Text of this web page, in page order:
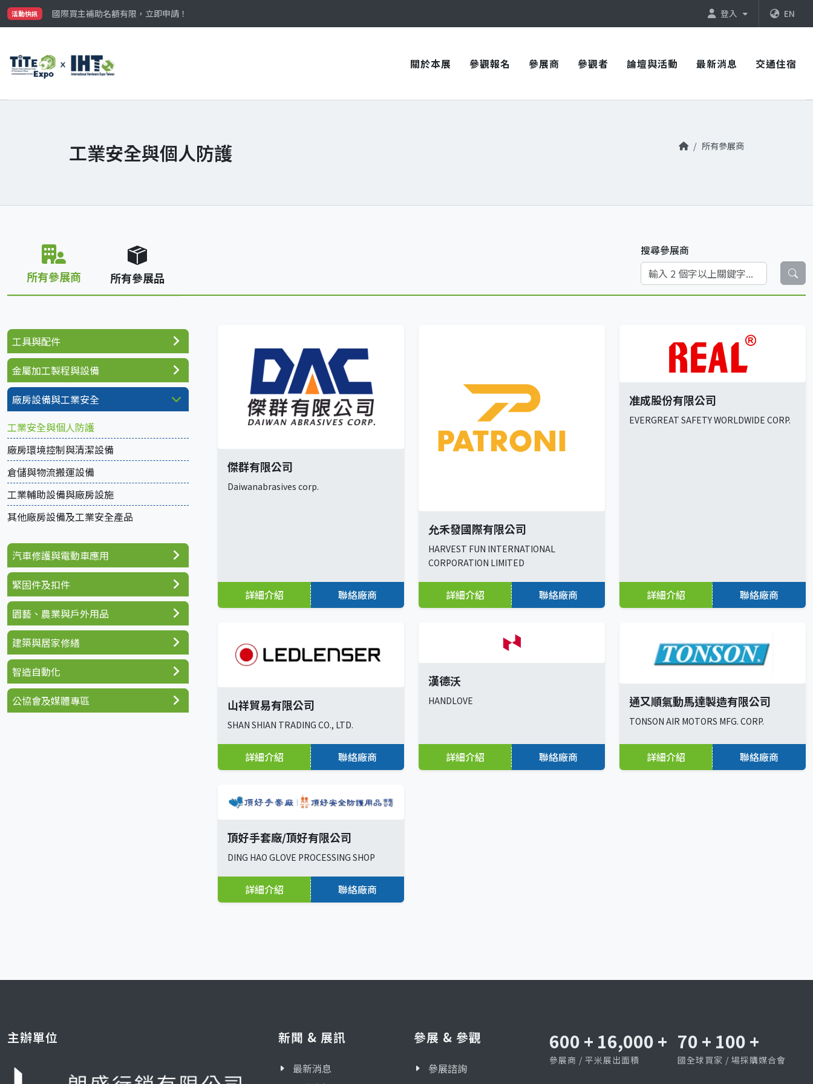
活動快訊
國際買主補助名額有限，立即申請！
參觀門票開放申請中‼️
登入 EN
關於本展 參觀報名 參展商 參觀者 論壇與活動 最新消息 交通住宿
工業安全與個人防護 所有參展商
所有參展商 所有參展品
搜尋參展商
傑群有限公司
Daiwanabrasives corp.
詳細介紹 聯絡廠商
允禾發國際有限公司
HARVEST FUN INTERNATIONAL
CORPORATION LIMITED
詳細介紹 聯絡廠商
准成股份有限公司
EVERGREAT SAFETY WORLDWIDE CORP.
詳細介紹 聯絡廠商
山祥貿易有限公司
SHAN SHIAN TRADING CO., LTD.
詳細介紹 聯絡廠商
漢德沃
HANDLOVE
詳細介紹 聯絡廠商
通又順氣動馬達製造有限公司
TONSON AIR MOTORS MFG. CORP.
詳細介紹 聯絡廠商
頂好手套廠/頂好有限公司
DING HAO GLOVE PROCESSING SHOP
詳細介紹 聯絡廠商
工具與配件
金屬加工製程與設備
廠房設備與工業安全
工業安全與個人防護
廠房環境控制與清潔設備
倉儲與物流搬運設備
工業輔助設備與廠房設施
其他廠房設備及工業安全產品
汽車修護與電動車應用
緊固件及扣件
園藝、農業與戶外用品
建築與居家修繕
智造自動化
公協會及媒體專區
主辦單位 新聞 & 展訊
最新消息
參展 & 參觀
參展諮詢
600 + 16,000 +
參展商 / 平米展出面積
70 + 100 +
國全球買家 / 場採購媒合會